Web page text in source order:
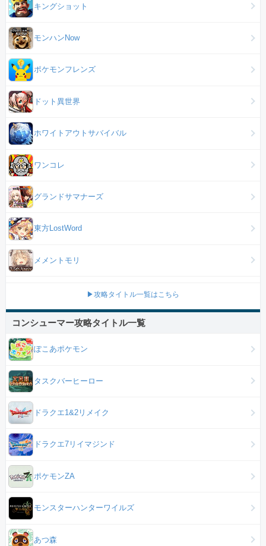
キングショット
モンハンNow
ポケモンフレンズ
ドット異世界
ホワイトアウトサバイバル
ワンコレ
グランドサマナーズ
東方LostWord
メメントモリ
▶攻略タイトル一覧はこちら
コンシューマー攻略タイトル一覧
ぽこあポケモン
タスクバーヒーロー
ドラクエ1&2リメイク
ドラクエ7リイマジンド
ポケモンZA
モンスターハンターワイルズ
あつ森